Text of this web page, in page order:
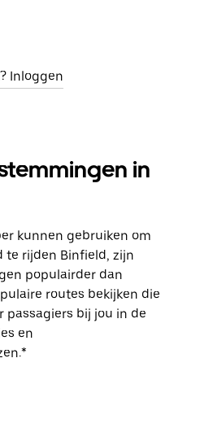
Inloggen
in
kunnen gebruiken om
te rijden Binfield, zijn
populairder dan
routes bekijken die
passagiers bij jou in de
en